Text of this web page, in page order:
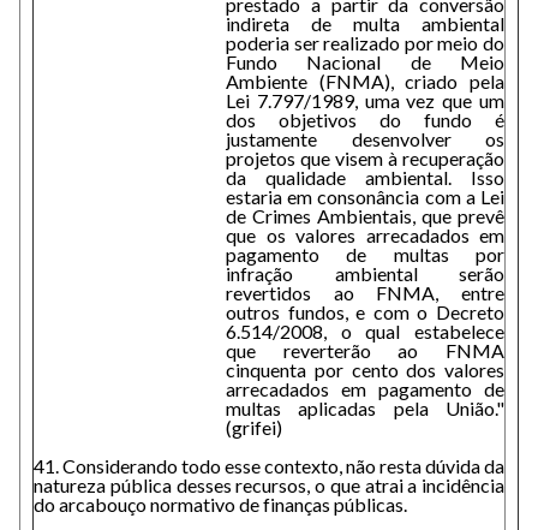
indireta de multa ambiental
poderia ser realizado por meio do
Fundo Nacional de Meio
Ambiente (FNMA), criado pela
Lei 7.797/1989, uma vez que um
dos objetivos do fundo é
justamente desenvolver os
projetos que visem à recuperação
da qualidade ambiental. Isso
estaria em consonância com a Lei
de Crimes Ambientais, que prevê
que os valores arrecadados em
pagamento de multas por
infração ambiental serão
revertidos ao FNMA, entre
outros fundos, e com o Decreto
6.514/2008, o qual estabelece
que reverterão ao FNMA
cinquenta por cento dos valores
arrecadados em pagamento de
multas aplicadas pela União."
(grifei)
41. Considerando todo esse contexto, não resta dúvida da
natureza pública desses recursos, o que atrai a incidência
do arcabouço normativo de finanças públicas.